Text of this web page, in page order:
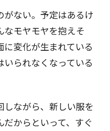
がない。予定はあるけ
なモヤモヤを抱えそ
に変化が生まれている
られなくなっている
しながら、新しい服を
からといって、すぐ